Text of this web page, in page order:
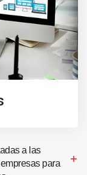
a las
para